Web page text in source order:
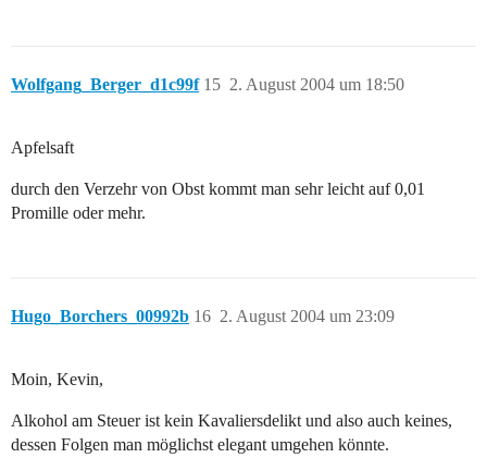
Wolfgang_Berger_d1c99f 2. August 2004 um 18:50
15
Apfelsaft
durch den Verzehr von Obst kommt man sehr leicht auf 0,01
Promille oder mehr.
Hugo_Borchers_00992b 2. August 2004 um 23:09
16
Moin, Kevin,
Alkohol am Steuer ist kein Kavaliersdelikt und also auch keines,
dessen Folgen man möglichst elegant umgehen könnte.